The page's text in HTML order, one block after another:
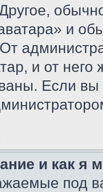
и
и от него
Если
и как я
под